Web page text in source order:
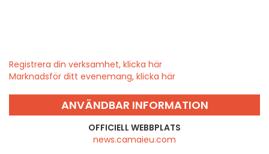
Registrera din verksamhet, klicka här
Marknadsför ditt evenemang, klicka här
ANVÄNDBAR INFORMATION
OFFICIELL WEBBPLATS
news.camaieu.com